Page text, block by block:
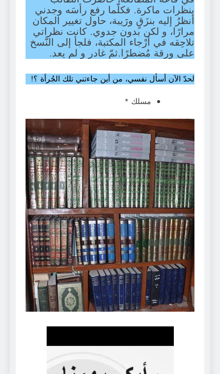
بنظرات ماكرة. فكلّما رفع رأسَه وجدني
أنظرُ إليه بنزَقٍ ورََيبة، حاول تغيير المكان
مرارًا، و لكن بدون جدوي. كانت نظراتي
تلاحِقه في أرْجاء المكتبة، فلجأ إلى النَّسخ
على ورقة مُضطرًا.ثمّ غادر و لم يعد.
لحدّ الآن أسأل نفسي، من أين جاءتني تلك الجُرأة ؟!
مسلك *